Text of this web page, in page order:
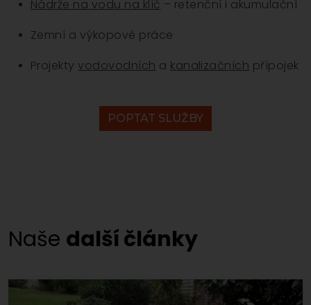
Nádrže na vodu na klíč – retenční i akumulační
Zemní a výkopové práce
Projekty vodovodních a kanalizačních přípojek
POPTAT SLUŽBY
Naše další články